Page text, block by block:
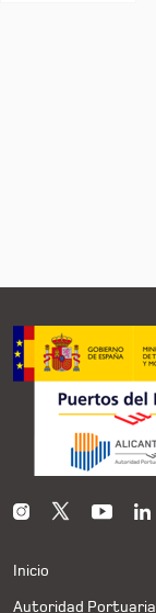
Inicio
Autoridad Portuaria